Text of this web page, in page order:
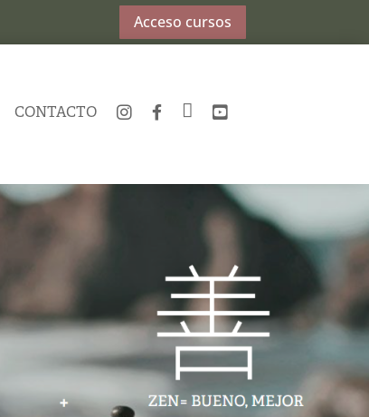
Acceso cursos
CONTACTO INSTAGRAM
FACEBOOK
TWITTERYOUTUBE